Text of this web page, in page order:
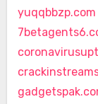
yuqqbbzp.com